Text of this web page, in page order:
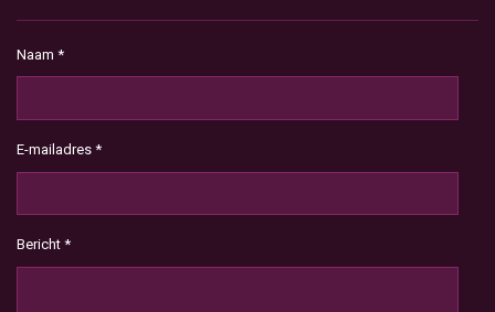
Naam *
E-mailadres *
Bericht *